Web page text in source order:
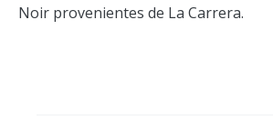
Noir provenientes de La Carrera.